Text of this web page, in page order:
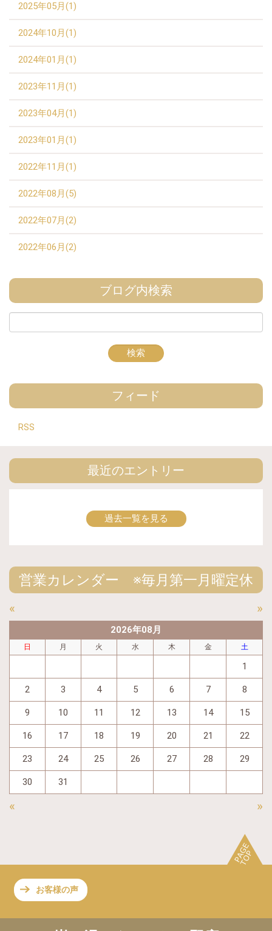
2025年05月(1)
2024年10月(1)
2024年01月(1)
2023年11月(1)
2023年04月(1)
2023年01月(1)
2022年11月(1)
2022年08月(5)
2022年07月(2)
2022年06月(2)
ブログ内検索
フィード
RSS
最近のエントリー
過去一覧を見る
営業カレンダー ※毎月第一月曜定休
« »
2026年08月
日 月 火 水 木 金 土
1
2 3 4 5 6 7 8
9 10 11 12 13 14 15
16 17 18 19 20 21 22
23 24 25 26 27 28 29
30 31
« »
お客様の声